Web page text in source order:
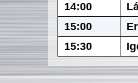
14:00
15:00
15:30